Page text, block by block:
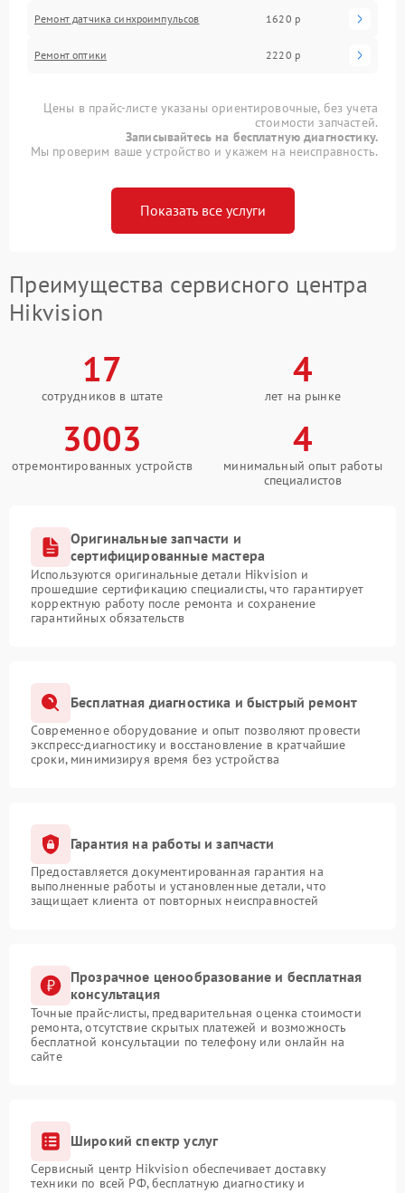
Ремонт датчика синхроимпульсов 1620 р
Ремонт оптики 2220 р
Цены в прайс-листе указаны ориентировочные, без учета
стоимости запчастей.
Записывайтесь на бесплатную диагностику.
Мы проверим ваше устройство и укажем на неисправность.
Показать все услуги
Преимущества сервисного центра
Hikvision
17
сотрудников в штате
4
лет на рынке
3003
отремонтированных устройств
4
минимальный опыт работы
специалистов
Оригинальные запчасти и
сертифицированные мастера
Используются оригинальные детали Hikvision и
прошедшие сертификацию специалисты, что гарантирует
корректную работу после ремонта и сохранение
гарантийных обязательств
Бесплатная диагностика и быстрый ремонт
Современное оборудование и опыт позволяют провести
экспресс-диагностику и восстановление в кратчайшие
сроки, минимизируя время без устройства
Гарантия на работы и запчасти
Предоставляется документированная гарантия на
выполненные работы и установленные детали, что
защищает клиента от повторных неисправностей
Прозрачное ценообразование и бесплатная
консультация
Точные прайс-листы, предварительная оценка стоимости
ремонта, отсутствие скрытых платежей и возможность
бесплатной консультации по телефону или онлайн на
сайте
Широкий спектр услуг
Сервисный центр Hikvision обеспечивает доставку
техники по всей РФ, бесплатную диагностику и